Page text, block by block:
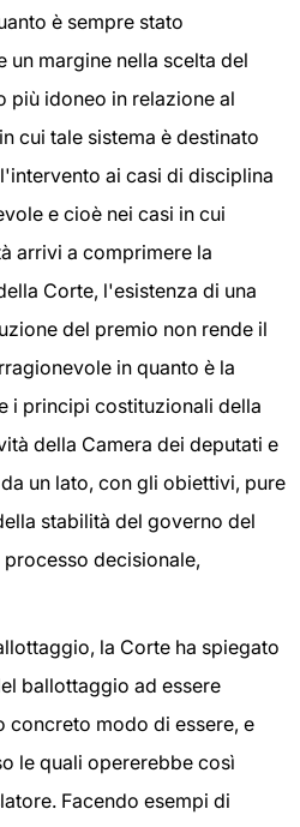
è sempre stato
margine nella scelta del
più idoneo in relazione al
cui tale sistema è destinato
ai casi di disciplina
e cioè nei casi in cui
arrivi a comprimere la
Corte, l'esistenza di una
del premio non rende il
in quanto è la
i principi costituzionali della
della Camera dei deputati e
un lato, con gli obiettivi, pure
stabilità del governo del
decisionale,
la Corte ha spiegato
ballottaggio ad essere
concreto modo di essere, e
le quali opererebbe così
Facendo esempi di